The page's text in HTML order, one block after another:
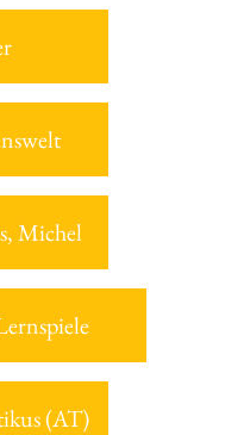
Michel
(AT)